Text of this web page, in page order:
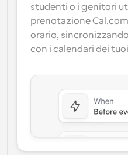
studenti o i genitori
prenotazione
orario,
con i calendari dei